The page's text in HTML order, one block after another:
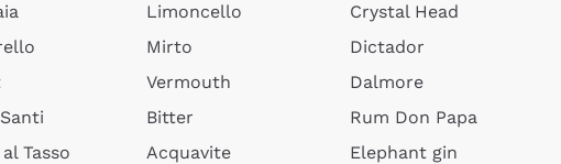
Tasso
Limoncello
Mirto
Vermouth
Bitter
Acquavite
Crystal Head
Dictador
Dalmore
Rum Don Papa
Elephant gin